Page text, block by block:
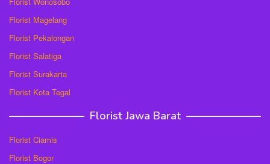
Florist Magelang
Florist Pekalongan
Florist Salatiga
Florist Surakarta
Florist Kota Tegal
Florist Jawa Barat
Florist Ciamis
Florist Bogor